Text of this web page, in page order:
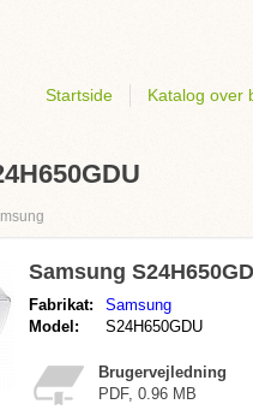
Startside Katalog over
Samsung
Fabrikat:
Samsung
Model:
S24H650GDU
Brugervejledning
PDF, 0.96 MB